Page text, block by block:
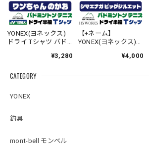
CATEGORY
YONEX
釣具
mont-bell モンベル
YONEX(ヨネックス)
ドライ Tシャツ バド
ンちゃんのかお】
料】
¥3,280
【+ネーム】
YONEX(ヨネックス)
ミントン テニス 【ビ
【シマエナガのか
¥4,000